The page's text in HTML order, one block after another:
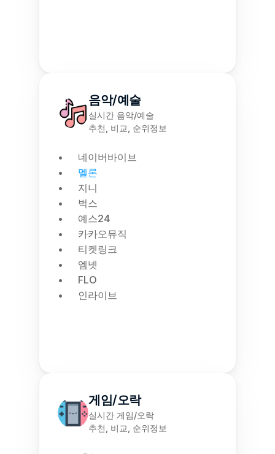
음악/예술
실시간 음악/예술
추천, 비교, 순위정보
네이버바이브
멜론
지니
벅스
예스24
카카오뮤직
티켓링크
엠넷
FLO
인라이브
게임/오락
실시간 게임/오락
추천, 비교, 순위정보